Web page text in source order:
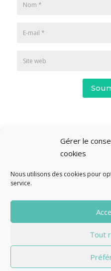
Gérer le
cookies
Nous utilisons des cookies pour
service.
Tout
Politique de